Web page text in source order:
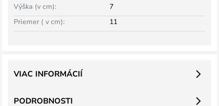
Výška (v cm):
7
Priemer ( v cm):
11
PODROBNOSTI
VIAC INFORMÁCIÍ